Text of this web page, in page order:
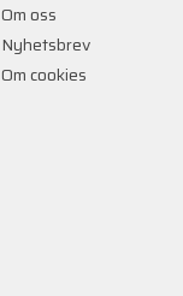
Om oss
Nyhetsbrev
Om cookies